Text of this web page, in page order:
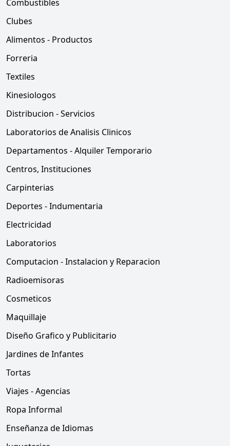
Combustibles
Clubes
Alimentos - Productos
Forreria
Textiles
Kinesiologos
Distribucion - Servicios
Laboratorios de Analisis Clinicos
Departamentos - Alquiler Temporario
Centros, Instituciones
Carpinterias
Deportes - Indumentaria
Electricidad
Laboratorios
Computacion - Instalacion y Reparacion
Radioemisoras
Cosmeticos
Maquillaje
Diseño Grafico y Publicitario
Jardines de Infantes
Tortas
Viajes - Agencias
Ropa Informal
Enseñanza de Idiomas